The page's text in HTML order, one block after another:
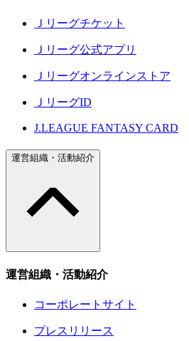
Ｊリーグチケット
Ｊリーグ公式アプリ
Ｊリーグオンラインストア
ＪリーグID
J.LEAGUE FANTASY CARD
運営組織・活動紹介
運営組織・活動紹介
コーポレートサイト
プレスリリース